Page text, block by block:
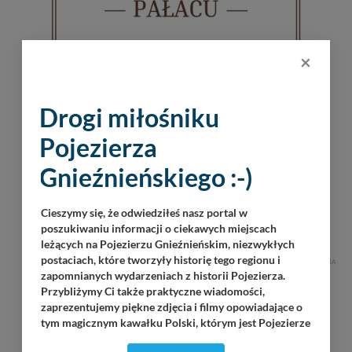
REKLAMA
×
Drogi miłośniku
Pojezierza
Gnieźnieńskiego :-)
Cieszymy się, że odwiedziłeś nasz portal w
poszukiwaniu informacji o ciekawych miejscach
leżących na Pojezierzu Gnieźnieńskim, niezwykłych
postaciach, które tworzyły historię tego regionu i
zapomnianych wydarzeniach z historii Pojezierza.
Przybliżymy Ci także praktyczne wiadomości,
zaprezentujemy piękne zdjęcia i filmy opowiadające o
tym magicznym kawałku Polski, którym jest Pojezierze